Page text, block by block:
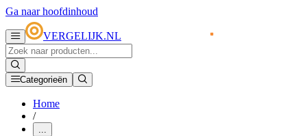
Ga naar hoofdinhoud
VERGELIJK.NL
Categorieën
Home
/
...